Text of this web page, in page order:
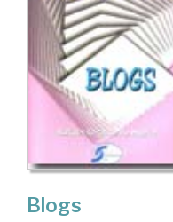
Blogs